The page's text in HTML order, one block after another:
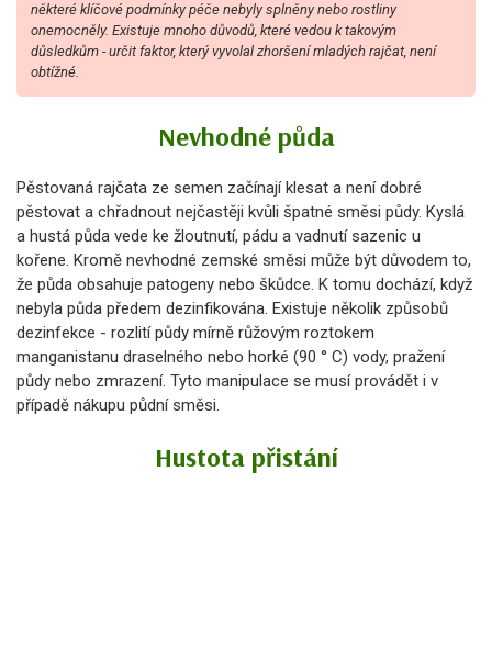
některé klíčové podmínky péče nebyly splněny nebo rostliny
onemocněly. Existuje mnoho důvodů, které vedou k takovým
důsledkům - určit faktor, který vyvolal zhoršení mladých rajčat, není
obtížné.
Nevhodné půda
Pěstovaná rajčata ze semen začínají klesat a není dobré
pěstovat a chřadnout nejčastěji kvůli špatné směsi půdy. Kyslá
a hustá půda vede ke žloutnutí, pádu a vadnutí sazenic u
kořene. Kromě nevhodné zemské směsi může být důvodem to,
že půda obsahuje patogeny nebo škůdce. K tomu dochází, když
nebyla půda předem dezinfikována. Existuje několik způsobů
dezinfekce - rozlití půdy mírně růžovým roztokem
manganistanu draselného nebo horké (90 ° C) vody, pražení
půdy nebo zmrazení. Tyto manipulace se musí provádět i v
případě nákupu půdní směsi.
Hustota přistání